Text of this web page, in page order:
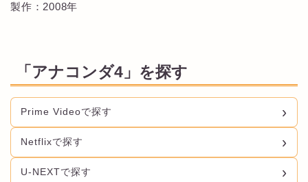
製作：2008年
「アナコンダ4」を探す
Prime Videoで探す
Netflixで探す
U-NEXTで探す